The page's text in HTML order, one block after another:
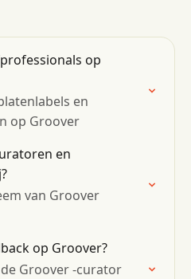
op
en
op Groover
en
van Groover
op Groover?
Groover -curator